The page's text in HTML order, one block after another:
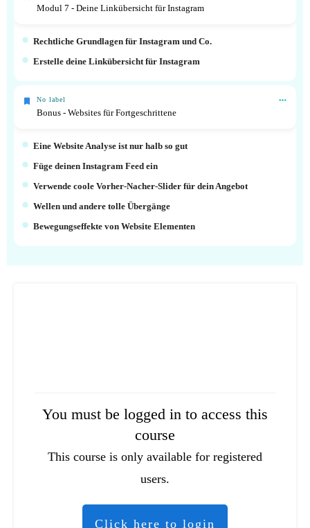
You must be logged in to access this
course
This course is only available for registered
users.
Click here to login
Modul 7 - Deine Linkübersicht für Instagram
Rechtliche Grundlagen für Instagram und Co.
Erstelle deine Linkübersicht für Instagram
No label
Bonus - Websites für Fortgeschrittene
Eine Website Analyse ist nur halb so gut
Füge deinen Instagram Feed ein
Verwende coole Vorher-Nacher-Slider für dein Angebot
Wellen und andere tolle Übergänge
Bewegungseffekte von Website Elementen